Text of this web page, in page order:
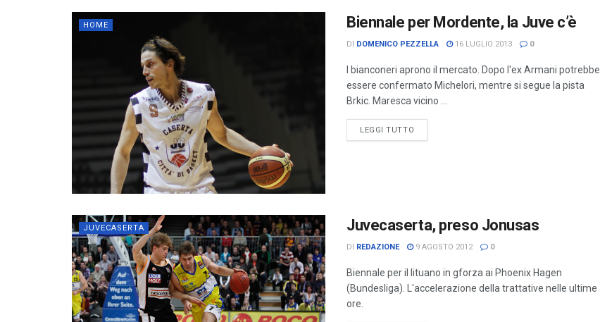
HOME Biennale per Mordente, la Juve c’è
DI DOMENICO PEZZELLA 16 LUGLIO 2013 0
I bianconeri aprono il mercato. Dopo l'ex Armani potrebbe
essere confermato Michelori, mentre si segue la pista
Brkic. Maresca vicino ...
LEGGI TUTTO
JUVECASERTA Juvecaserta, preso Jonusas
DI REDAZIONE 9 AGOSTO 2012 0
Biennale per il lituano in gforza ai Phoenix Hagen
(Bundesliga). L'accelerazione della trattative nelle ultime
ore.